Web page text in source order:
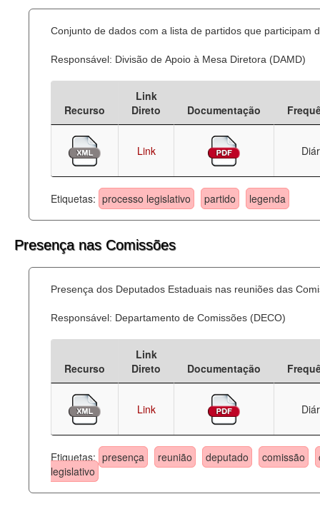
Conjunto de dados com a lista de partidos que participam
Responsável: Divisão de Apoio à Mesa Diretora (DAMD)
Recurso
Link
Direto
Documentação
Link
Etiquetas: processo legislativo partido legenda
Presença nas Comissões
Presença dos Deputados Estaduais nas reuniões das
Responsável: Departamento de Comissões (DECO)
Recurso
Link
Direto
Documentação
Link
Etiquetas: presença reunião deputado comissão
legislativo